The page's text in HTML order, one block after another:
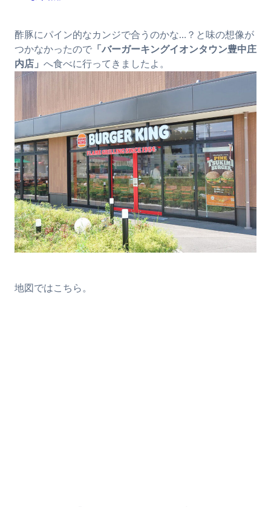
酢豚にパイン的なカンジで合うのかな…？と味の想像が
つかなかったので 「バーガーキングイオンタウン豊中庄
内店」 へ食べに行ってきましたよ。
地図ではこちら。